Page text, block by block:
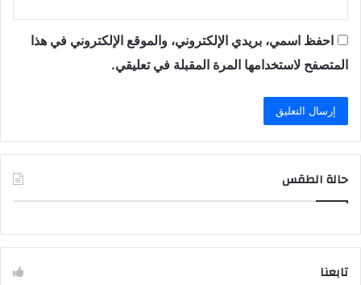
احفظ اسمي، بريدي الإلكتروني، والموقع الإلكتروني في هذا
المتصفح لاستخدامها المرة المقبلة في تعليقي.
حالة الطقس
تابعنا